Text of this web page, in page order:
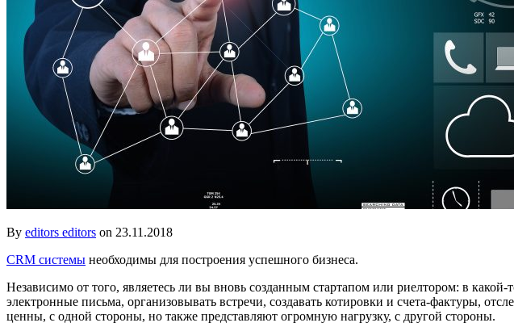
By editors editors on 23.11.2018
CRM системы необходимы для построения успешного бизнеса.
Независимо от того, являетесь ли вы вновь созданным стартапом или риелтором: в
электронные письма, организовывать встречи, создавать котировки и счета-фактуры,
ценны, с одной стороны, но также представляют огромную нагрузку, с другой стороны.